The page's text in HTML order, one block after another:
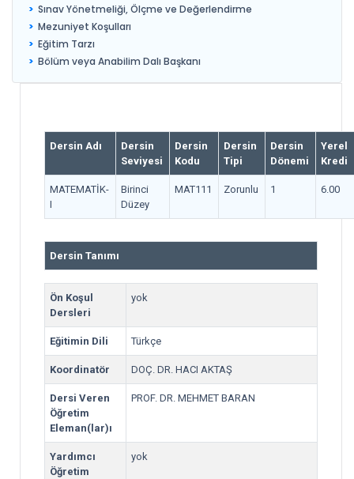
Sınav Yönetmeliği, Ölçme ve Değerlendirme
Mezuniyet Koşulları
Eğitim Tarzı
Bölüm veya Anabilim Dalı Başkanı
Dersin Adı
Dersin
Seviyesi
Dersin
Kodu
Dersin
Tipi
Dersin
Dönemi
Yerel
Kredi
MATEMATİK-
I
Birinci
Düzey
MAT111 Zorunlu 1 6.00
Dersin Tanımı
Ön Koşul
Dersleri
yok
Eğitimin Dili Türkçe
Koordinatör DOÇ. DR. HACI AKTAŞ
Dersi Veren
Öğretim
Eleman(lar)ı
PROF. DR. MEHMET BARAN
Yardımcı
Öğretim
yok